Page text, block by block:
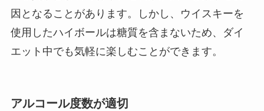
因となることがあります。しかし、ウイスキーを
使用したハイボールは糖質を含まないため、ダイ
エット中でも気軽に楽しむことができます。
アルコール度数が適切